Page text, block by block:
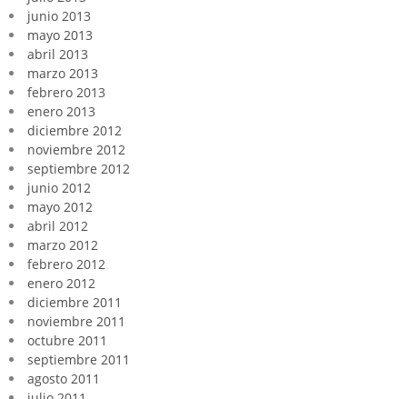
junio 2013
mayo 2013
abril 2013
marzo 2013
febrero 2013
enero 2013
diciembre 2012
noviembre 2012
septiembre 2012
junio 2012
mayo 2012
abril 2012
marzo 2012
febrero 2012
enero 2012
diciembre 2011
noviembre 2011
octubre 2011
septiembre 2011
agosto 2011